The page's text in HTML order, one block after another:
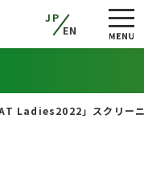
JP
EN
Ladies2022」スクリー